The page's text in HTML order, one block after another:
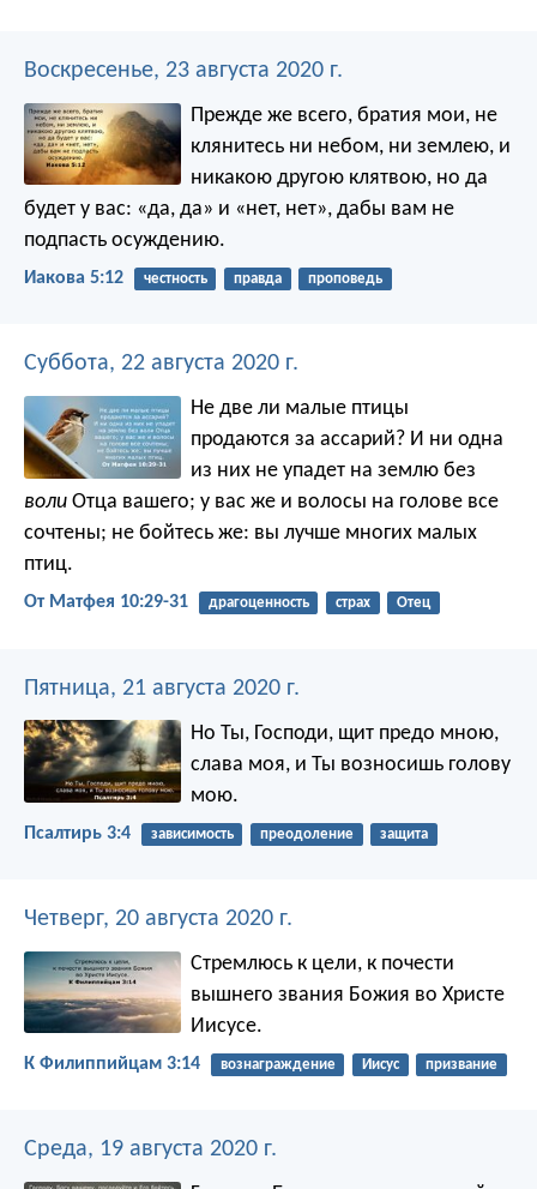
Воскресенье, 23 августа 2020 г.
Прежде же всего, братия мои, не
клянитесь ни небом, ни землею, и
никакою другою клятвою, но да
будет у вас: «да, да» и «нет, нет», дабы вам не
подпасть осуждению.
Иакова 5:12 честность правда проповедь
Суббота, 22 августа 2020 г.
Не две ли малые птицы
продаются за ассарий? И ни одна
из них не упадет на землю без
воли Отца вашего; у вас же и волосы на голове все
сочтены; не бойтесь же: вы лучше многих малых
птиц.
От Матфея 10:29-31 драгоценность страх Отец
Пятница, 21 августа 2020 г.
Но Ты, Господи, щит предо мною,
слава моя, и Ты возносишь голову
мою.
Псалтирь 3:4 зависимость преодоление защита
Четверг, 20 августа 2020 г.
Стремлюсь к цели, к почести
вышнего звания Божия во Христе
Иисусе.
К Филиппийцам 3:14 вознаграждение Иисус призвание
Среда, 19 августа 2020 г.